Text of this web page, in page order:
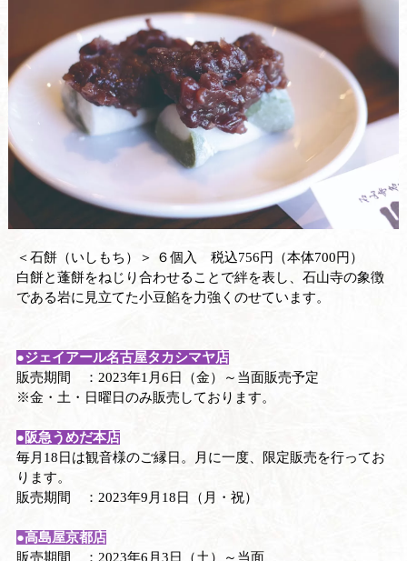
＜石餅（いしもち）＞ ６個入 税込756円（本体700円）
白餅と蓬餅をねじり合わせることで絆を表し、石山寺の象徴
である岩に見立てた小豆餡を力強くのせています。
●ジェイアール名古屋タカシマヤ店
販売期間 ：2023年1月6日（金）～当面販売予定
※金・土・日曜日のみ販売しております。
●阪急うめだ本店
毎月18日は観音様のご縁日。月に一度、限定販売を行ってお
ります。
販売期間 ：2023年9月18日（月・祝）
●高島屋京都店
販売期間 ：2023年6月3日（土）～当面